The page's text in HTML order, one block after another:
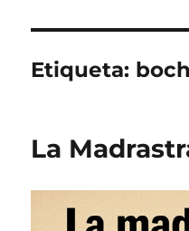
Etiqueta:
La